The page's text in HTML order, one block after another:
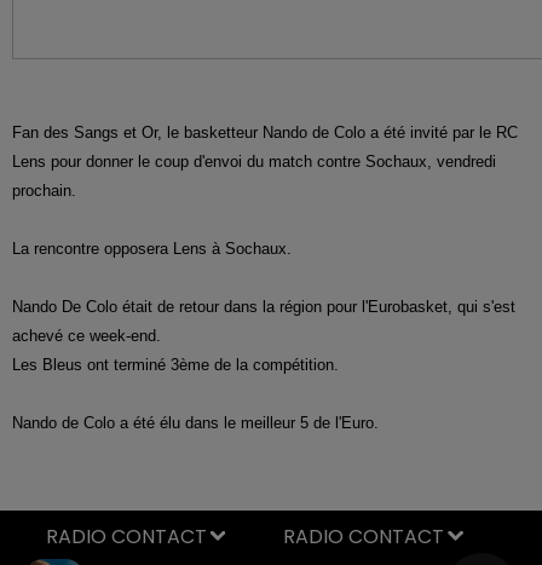
Fan des Sangs et Or, le basketteur Nando de Colo a été invité par le RC
Lens pour donner le coup d'envoi du match contre Sochaux, vendredi
prochain.
La rencontre opposera Lens à Sochaux.
Nando De Colo était de retour dans la région pour l'Eurobasket, qui s'est
achevé ce week-end.
Les Bleus ont terminé 3ème de la compétition.
Nando de Colo a été élu dans le meilleur 5 de l'Euro.
RADIO CONTACT